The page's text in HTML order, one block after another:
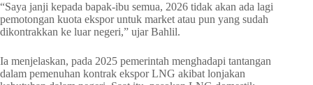
“Saya janji kepada bapak-ibu semua, 2026 tidak akan ada lagi
pemotongan kuota ekspor untuk market atau pun yang sudah
dikontrakkan ke luar negeri,” ujar Bahlil.
Ia menjelaskan, pada 2025 pemerintah menghadapi tantangan
dalam pemenuhan kontrak ekspor LNG akibat lonjakan